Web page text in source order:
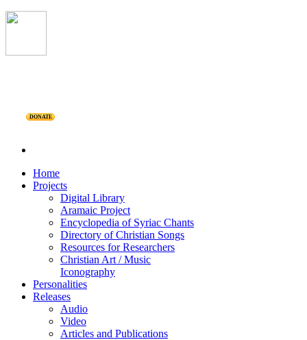
DONATE
Home
Projects
Digital Library
Aramaic Project
Encyclopedia of Syriac Chants
Directory of Christian Songs
Resources for Researchers
Christian Art / Music
Iconography
Personalities
Releases
Audio
Video
Articles and Publications